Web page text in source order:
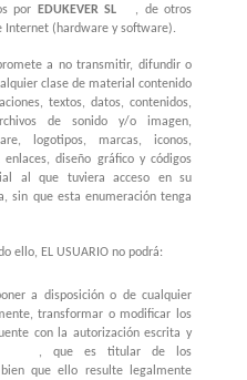
por EDUKEVER SL
, de otros
Internet (hardware y software).
a no transmitir, difundir o
clase de material contenido
textos, datos, contenidos,
de sonido y/o imagen,
logotipos, marcas, iconos,
diseño gráfico y códigos
al que tuviera acceso en su
sin que esta enumeración tenga
ello, EL USUARIO no podrá:
a disposición o de cualquier
transformar o modificar los
con la autorización escrita y
, que es titular de los
que ello resulte legalmente